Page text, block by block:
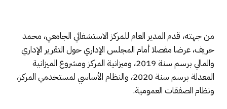
من جهته، قدم المدير العام للمركز الاستشفائي الجامعي، محمد
حريف، عرضا مفصلا أمام المجلس الإداري حول التقرير الإداري
والمالي برسم سنة 2019، وميزانية المركز ومشروع الميزانية
المعدلة برسم سنة 2020، والنظام الأساسي لمستخدمي المركز،
ونظام الصفقات العمومية.